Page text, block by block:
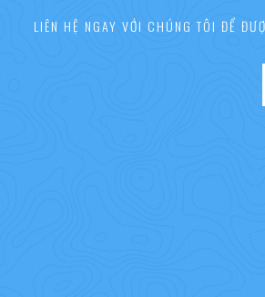
LIÊN HỆ NGAY VỚI CHÚNG TÔI ĐỂ